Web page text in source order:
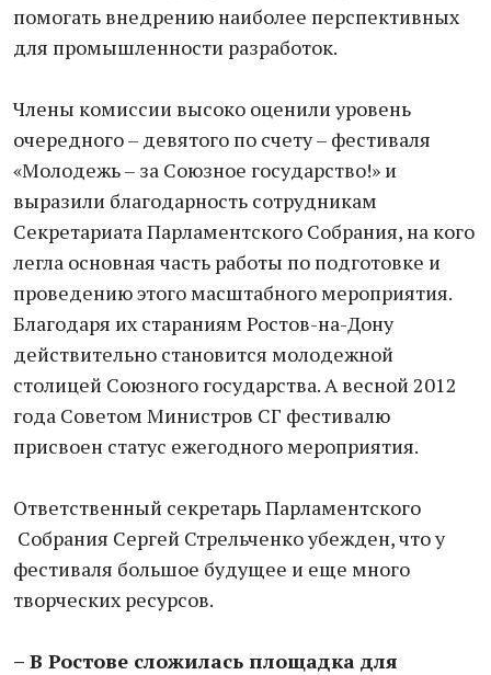
помогать внедрению наиболее перспективных
для промышленности разработок.
Члены комиссии высоко оценили уровень
очередного – девятого по счету – фестиваля
«Молодежь – за Союзное государство!» и
выразили благодарность сотрудникам
Секретариата Парламентского Собрания, на кого
легла основная часть работы по подготовке и
проведению этого масштабного мероприятия.
Благодаря их стараниям Ростов-на-Дону
действительно становится молодежной
столицей Союзного государства. А весной 2012
года Советом Министров СГ фестивалю
присвоен статус ежегодного мероприятия.
Ответственный секретарь Парламентского
Собрания Сергей Стрельченко убежден, что у
фестиваля большое будущее и еще много
творческих ресурсов.
– В Ростове сложилась площадка для